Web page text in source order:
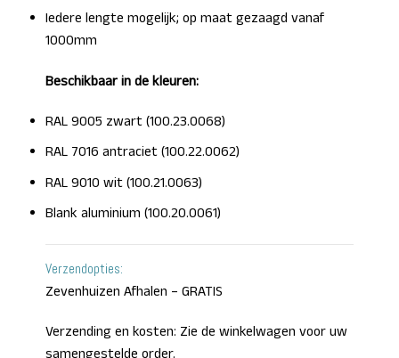
Iedere lengte mogelijk; op maat gezaagd vanaf
1000mm
Beschikbaar in de kleuren:
RAL 9005 zwart (100.23.0068)
RAL 7016 antraciet (100.22.0062)
RAL 9010 wit (100.21.0063)
Blank aluminium (100.20.0061)
Verzendopties:
Zevenhuizen Afhalen – GRATIS
Verzending en kosten: Zie de winkelwagen voor uw